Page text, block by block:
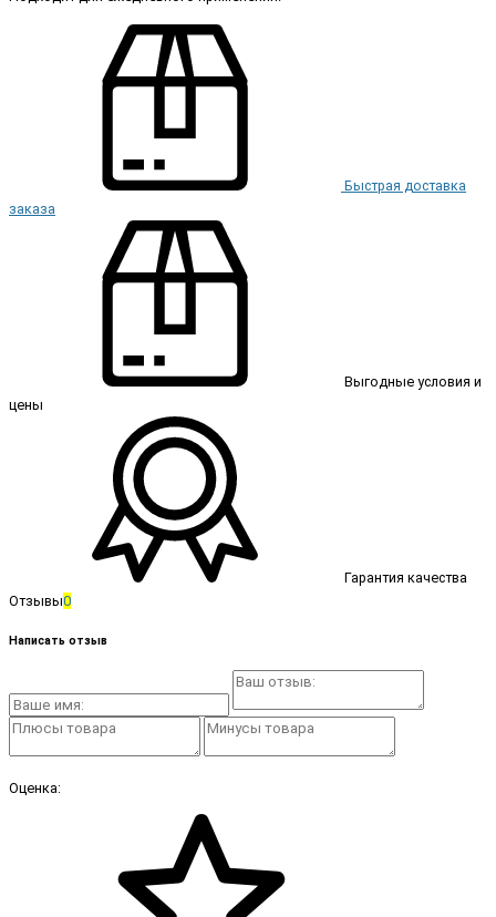
Быстрая доставка
заказа
Выгодные условия и
цены
Гарантия качества
Отзывы0
Написать отзыв
Оценка: